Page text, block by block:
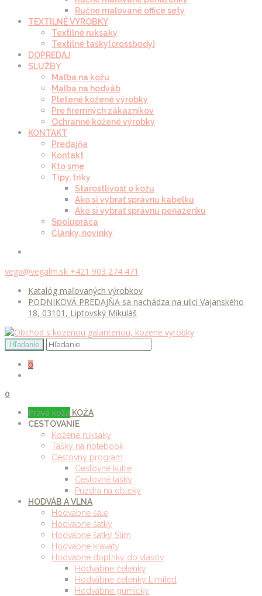
Ručne maľované office sety
TEXTILNÉ VÝROBKY
Textilné ruksaky
Textilné tašky(crossbody)
DOPREDAJ
SLUŽBY
Maľba na kožu
Maľba na hodváb
Pletené kožené výrobky
Pre firemných zákazníkov
Ochranné kožené výrobky
KONTAKT
Predajňa
Kontakt
Kto sme
Tipy, triky
Starostlivosť o kožu
Ako si vybrať správnu kabelku
Ako si vybrať správnu peňaženku
Spolupráca
Články, novinky
vega@vegalm.sk +421 903 274 471
Katalóg maľovaných výrobkov
PODNIKOVÁ PREDAJŇA sa nachádza na ulici Vajanského
18, 03101, Liptovský Mikuláš
0
0
Pravá koža KOŽA
CESTOVANIE
Kožené ruksaky
Tašky na notebook
Cestovný program
Cestovné kufre
Cestovné tašky
Púzdra na obleky
HODVÁB A VLNA
Hodvábne šále
Hodvábne šatky
Hodvábne šatky Slim
Hodvábne kravaty
Hodvábne doplnky do vlasov
Hodvábne čelenky
Hodvábne čelenky Limited
Hodvábne gumičky